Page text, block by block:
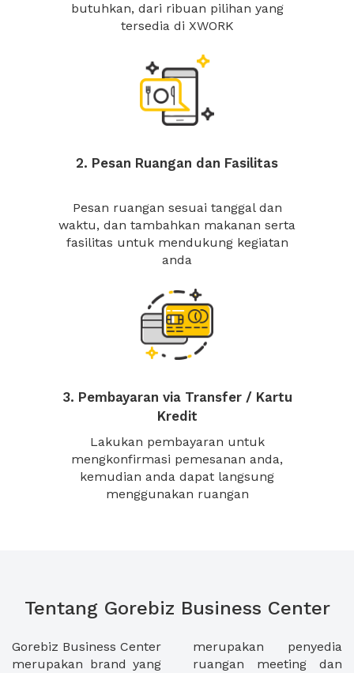
butuhkan, dari ribuan pilihan yang
tersedia di XWORK
2. Pesan Ruangan dan Fasilitas
Pesan ruangan sesuai tanggal dan
waktu, dan tambahkan makanan serta
fasilitas untuk mendukung kegiatan
anda
3. Pembayaran via Transfer / Kartu
Kredit
Lakukan pembayaran untuk
mengkonfirmasi pemesanan anda,
kemudian anda dapat langsung
menggunakan ruangan
Tentang Gorebiz Business Center
Gorebiz Business Center
merupakan brand yang
merupakan penyedia
ruangan meeting dan